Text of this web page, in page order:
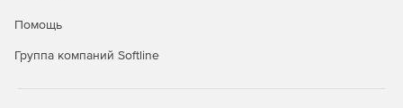
облачных сред и успешно отражайте самые сложные
атаки.
Помощь
Группа компаний Softline